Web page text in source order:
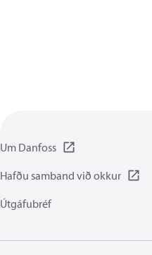
Um Danfoss
Hafðu samband við okkur
Útgáfubréf